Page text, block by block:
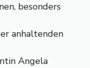
besonders
anhaltenden
Angela